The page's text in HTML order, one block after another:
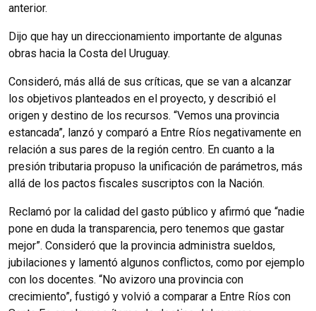
anterior.
Dijo que hay un direccionamiento importante de algunas
obras hacia la Costa del Uruguay.
Consideró, más allá de sus críticas, que se van a alcanzar
los objetivos planteados en el proyecto, y describió el
origen y destino de los recursos. “Vemos una provincia
estancada”, lanzó y comparó a Entre Ríos negativamente en
relación a sus pares de la región centro. En cuanto a la
presión tributaria propuso la unificación de parámetros, más
allá de los pactos fiscales suscriptos con la Nación.
Reclamó por la calidad del gasto público y afirmó que “nadie
pone en duda la transparencia, pero tenemos que gastar
mejor”. Consideró que la provincia administra sueldos,
jubilaciones y lamentó algunos conflictos, como por ejemplo
con los docentes. “No avizoro una provincia con
crecimiento”, fustigó y volvió a comparar a Entre Ríos con